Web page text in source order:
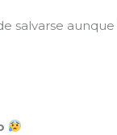
salvarse